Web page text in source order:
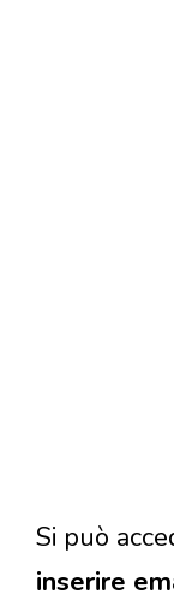
Si può
inserire